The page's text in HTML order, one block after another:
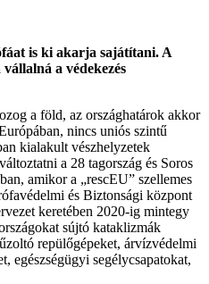
is ki akarja sajátítani. A
a védekezés
a föld, az országhatárok akkor
nincs uniós szintű
kialakult vészhelyzetek
a 28 tagország és Soros
amikor a „rescEU” szellemes
és Biztonsági központ
keretében 2020-ig mintegy
sújtó kataklizmák
repülőgépeket, árvízvédelmi
egészségügyi segélycsapatokat,